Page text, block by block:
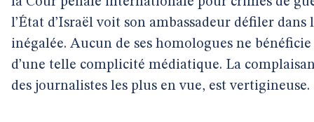
l’État d’Israël voit son ambassadeur défiler
inégalée. Aucun de ses homologues ne
d’une telle complicité médiatique. La
des journalistes les plus en vue, est vertigineuse.